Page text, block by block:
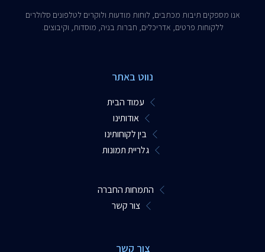
אנו מספקים תיבות מכתבים, לוחות מודעות ולוקרים לטלפונים סלולרים
ללקוחות פרטים, אדריכלים, חברות בניה, מוסדות, וקיבוצים.​
נווט באתר
עמוד הבית
אודותינו
בין לקוחותינו
גלריית תמונות
התמחות החברה
צור קשר
צור קשר